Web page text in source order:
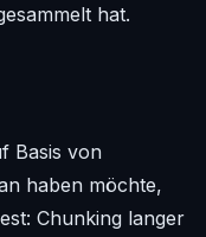
hat.
Basis von
haben möchte,
Chunking langer